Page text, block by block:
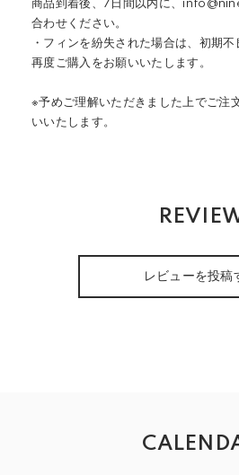
商品到着後、7日間以内に、
合わせください。
・フィンを紛失された場合は、初期不
再度ご購入をお願いいたします。
※予めご理解いただきました上でご注
いいたします。
レビューを投稿